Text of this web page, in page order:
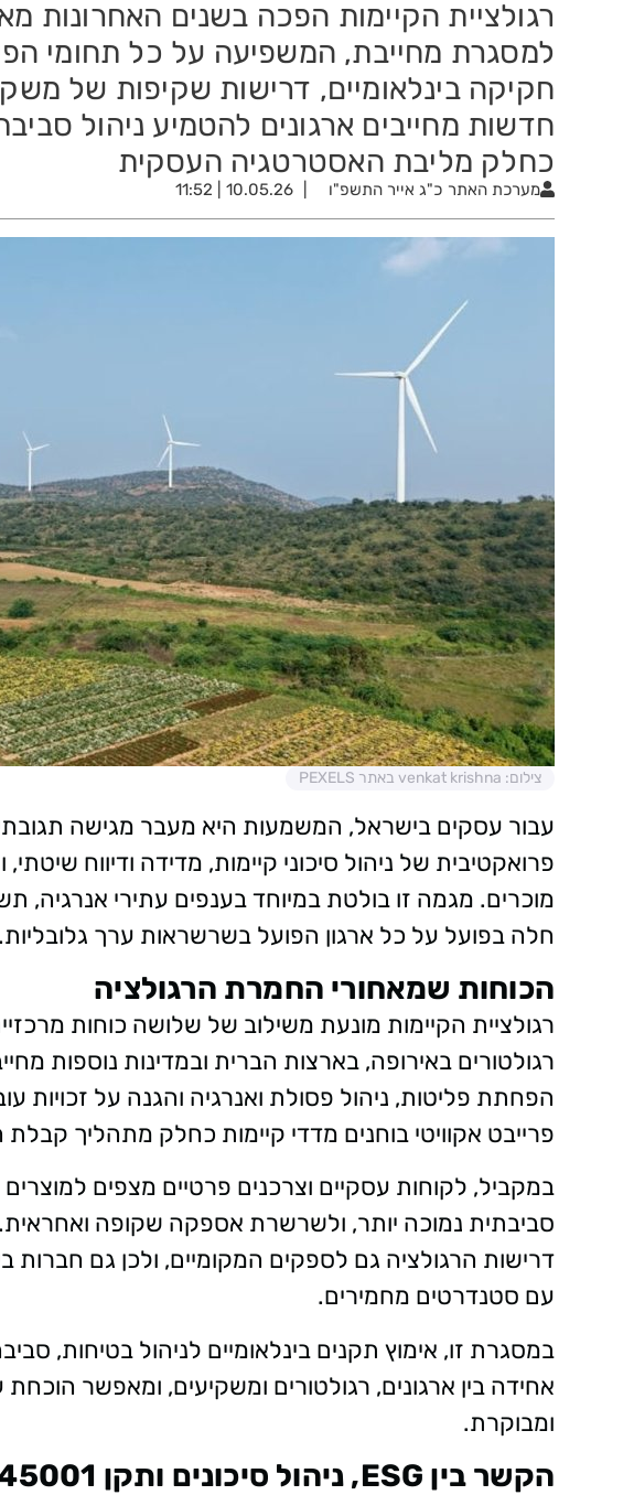
רגולציית הקיימות הפכה בשנים האחרונות
למסגרת מחייבת, המשפיעה על כל תחומי
חקיקה בינלאומיים, דרישות שקיפות של
כחלק מליבת האסטרטגיה העסקית
מערכת האתר כ"ג אייר התשפ"ו 10.05.26 | 11:52
צילום: venkat krishna באתר PEXELS
עבור עסקים בישראל, המשמעות היא מעבר מגישה
פרואקטיבית של ניהול סיכוני קיימות, מדידה ודיווח
מוכרים. מגמה זו בולטת במיוחד בענפים עתירי אנרגיה,
חלה בפועל על כל ארגון הפועל בשרשראות ערך גלובליות.
הכוחות שמאחורי החמרת הרגולציה
רגולציית הקיימות מונעת משילוב של שלושה כוחות
הפחתת פליטות, ניהול פסולת ואנרגיה והגנה על זכויות
פרייבט אקוויטי בוחנים מדדי קיימות כחלק מתהליך
במקביל, לקוחות עסקיים וצרכנים פרטיים מצפים
סביבתית נמוכה יותר, ולשרשרת אספקה שקופה ואחראית.
דרישות הרגולציה גם לספקים המקומיים, ולכן גם חברות
עם סטנדרטים מחמירים.
במסגרת זו, אימוץ תקנים בינלאומיים לניהול בטיחות,
אחידה בין ארגונים, רגולטורים ומשקיעים, ומאפשר
ומבוקרת.
הקשר בין ESG, ניהול סיכונים ותקן iso45001